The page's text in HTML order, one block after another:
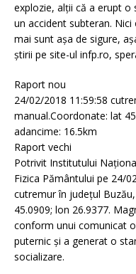
explozie, alții că a erupt
un accident subteran.
mai sunt așa de sigure,
știrii pe site-ul infp.ro,
Raport nou
24/02/2018 11:59:58
manual.Coordonate: lat
adancime: 16.5km
Raport vechi
Potrivit Institutului
Fizica Pământului pe 24/
cutremur în județul
45.0909; lon 26.9377.
conform unui comunicat
puternic și a generat o
socializare.